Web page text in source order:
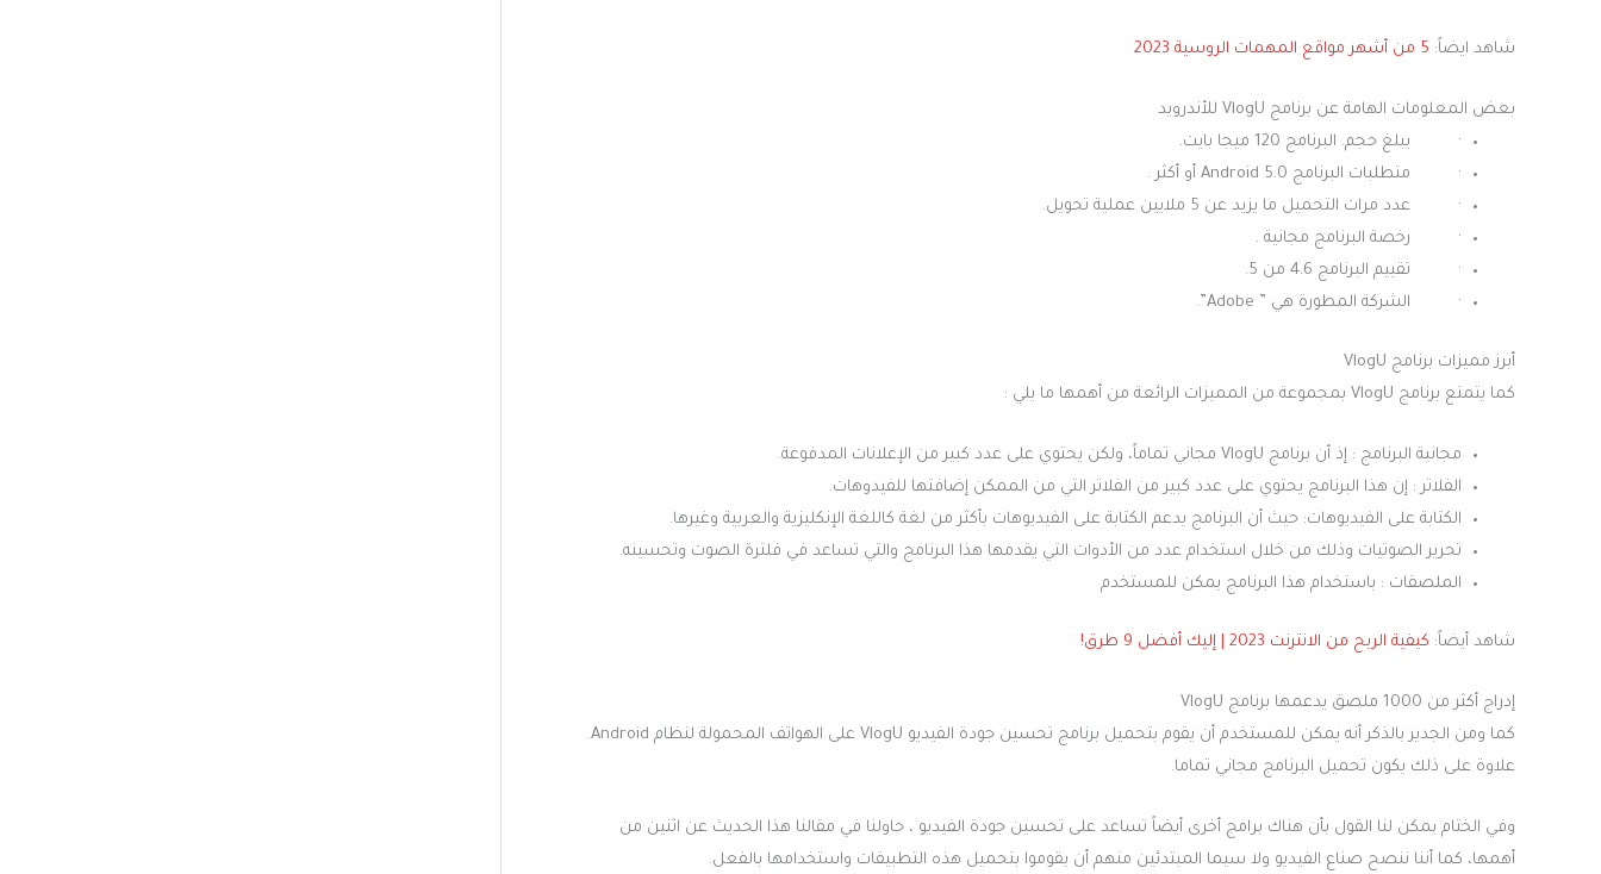
شاهد ايضاً: 5 من أشهر مواقع المهمات الروسية 2023
بعض المعلومات الهامة عن برنامج VlogU للأندرويد
· يبلغ حجم. البرنامج 120 ميجا بايت.
· متطلبات البرنامج Android 5.0 أو أكثر .
· عدد مرات التحميل ما يزيد عن 5 ملايين عملية تحويل.
· رخصة البرنامج مجانية .
· تقييم البرنامج 4.6 من 5.
· الشركة المطورة هي ” Adobe”.
أبرز مميزات برنامج VlogU
كما يتمتع برنامج VlogU بمجموعة من المميزات الرائعة من أهمها ما يلي :
مجانية البرنامج : إذ أن برنامج VlogU مجاني تماماً، ولكن يحتوي على عدد كبير من الإعلانات المدفوعة.
الفلاتر : إن هذا البرنامج يحتوي على عدد كبير من الفلاتر التي من الممكن إضافتها للفيدوهات.
الكتابة على الفيديوهات: حيث أن البرنامج يدعم الكتابة على الفيديوهات بأكثر من لغة كاللغة الإنكليزية والعربية وغيرها.
تحرير الصوتيات وذلك من خلال استخدام عدد من الأدوات التي يقدمها هذا البرنامج والتي تساعد في فلترة الصوت وتحسينه.
الملصقات : باستخدام هذا البرنامج يمكن للمستخدم
شاهد أيضاً: كيفية الربح من الانترنت 2023 | إليك أفضل 9 طرق!
إدراج أكثر من 1000 ملصق يدعمها برنامج VlogU
كما ومن الجدير بالذكر أنه يمكن للمستخدم أن يقوم بتحميل برنامج تحسين جودة الفيديو VlogU على الهواتف المحمولة لنظام Android.
علاوة على ذلك يكون تحميل البرنامج مجاني تماما.
وفي الختام يمكن لنا القول بأن هناك برامج أخرى أيضاً تساعد على تحسين جودة الفيديو ، حاولنا في مقالنا هذا الحديث عن اثنين من
أهمها، كما أننا ننصح صناع الفيديو ولا سيما المبتدئين منهم أن يقوموا بتحميل هذه التطبيقات واستخدامها بالفعل.